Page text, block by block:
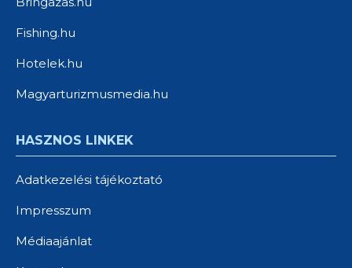
Fishing.hu
Hotelek.hu
Magyarturizmusmedia.hu
HASZNOS LINKEK
Adatkezelési tájékoztató
Impresszum
Médiaajánlat